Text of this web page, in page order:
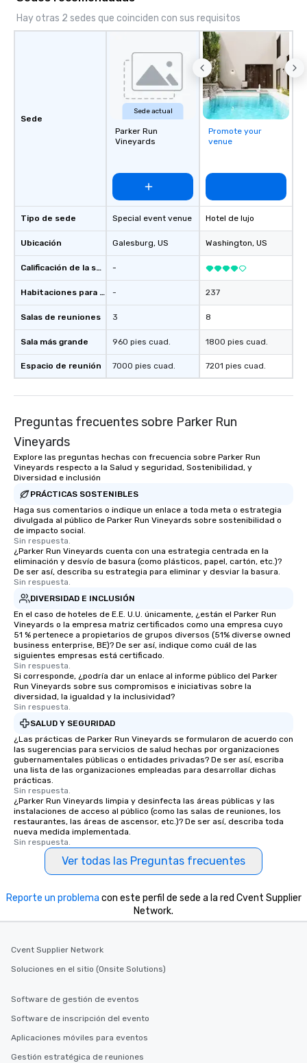
Hay otras 2 sedes que coinciden con sus requisitos
Sede
Tipo de sede
Ubicación
Calificación de la sede
Habitaciones para huéspedes
Salas de reuniones
Sala más grande
Espacio de reunión
Sede actual
Parker Run
Vineyards
Special event venue
Galesburg, US
-
-
3
960 pies cuad.
7000 pies cuad.
Promote your
venue
Hotel de lujo
Washington, US
237
8
1800 pies cuad.
7201 pies cuad.
Preguntas frecuentes sobre Parker Run
Vineyards
Explore las preguntas hechas con frecuencia sobre Parker Run
Vineyards respecto a la Salud y seguridad, Sostenibilidad, y
Diversidad e inclusión
PRÁCTICAS SOSTENIBLES
Haga sus comentarios o indique un enlace a toda meta o estrategia
divulgada al público de Parker Run Vineyards sobre sostenibilidad o
de impacto social.
Sin respuesta.
¿Parker Run Vineyards cuenta con una estrategia centrada en la
eliminación y desvío de basura (como plásticos, papel, cartón, etc.)?
De ser así, describa su estrategia para eliminar y desviar la basura.
Sin respuesta.
DIVERSIDAD E INCLUSIÓN
En el caso de hoteles de E.E. U.U. únicamente, ¿están el Parker Run
Vineyards o la empresa matriz certificados como una empresa cuyo
51 % pertenece a propietarios de grupos diversos (51% diverse owned
business enterprise, BE)? De ser así, indique como cuál de las
siguientes empresas está certificado.
Sin respuesta.
Si corresponde, ¿podría dar un enlace al informe público del Parker
Run Vineyards sobre sus compromisos e iniciativas sobre la
diversidad, la igualdad y la inclusividad?
Sin respuesta.
SALUD Y SEGURIDAD
¿Las prácticas de Parker Run Vineyards se formularon de acuerdo con
las sugerencias para servicios de salud hechas por organizaciones
gubernamentales públicas o entidades privadas? De ser así, escriba
una lista de las organizaciones empleadas para desarrollar dichas
prácticas.
Sin respuesta.
¿Parker Run Vineyards limpia y desinfecta las áreas públicas y las
instalaciones de acceso al público (como las salas de reuniones, los
restaurantes, las áreas de ascensor, etc.)? De ser así, describa toda
nueva medida implementada.
Sin respuesta.
Ver todas las Preguntas frecuentes
Reporte un problema con este perfil de sede a la red Cvent Supplier
Network.
Cvent Supplier Network
Soluciones en el sitio (Onsite Solutions)
Software de gestión de eventos
Software de inscripción del evento
Aplicaciones móviles para eventos
Gestión estratégica de reuniones